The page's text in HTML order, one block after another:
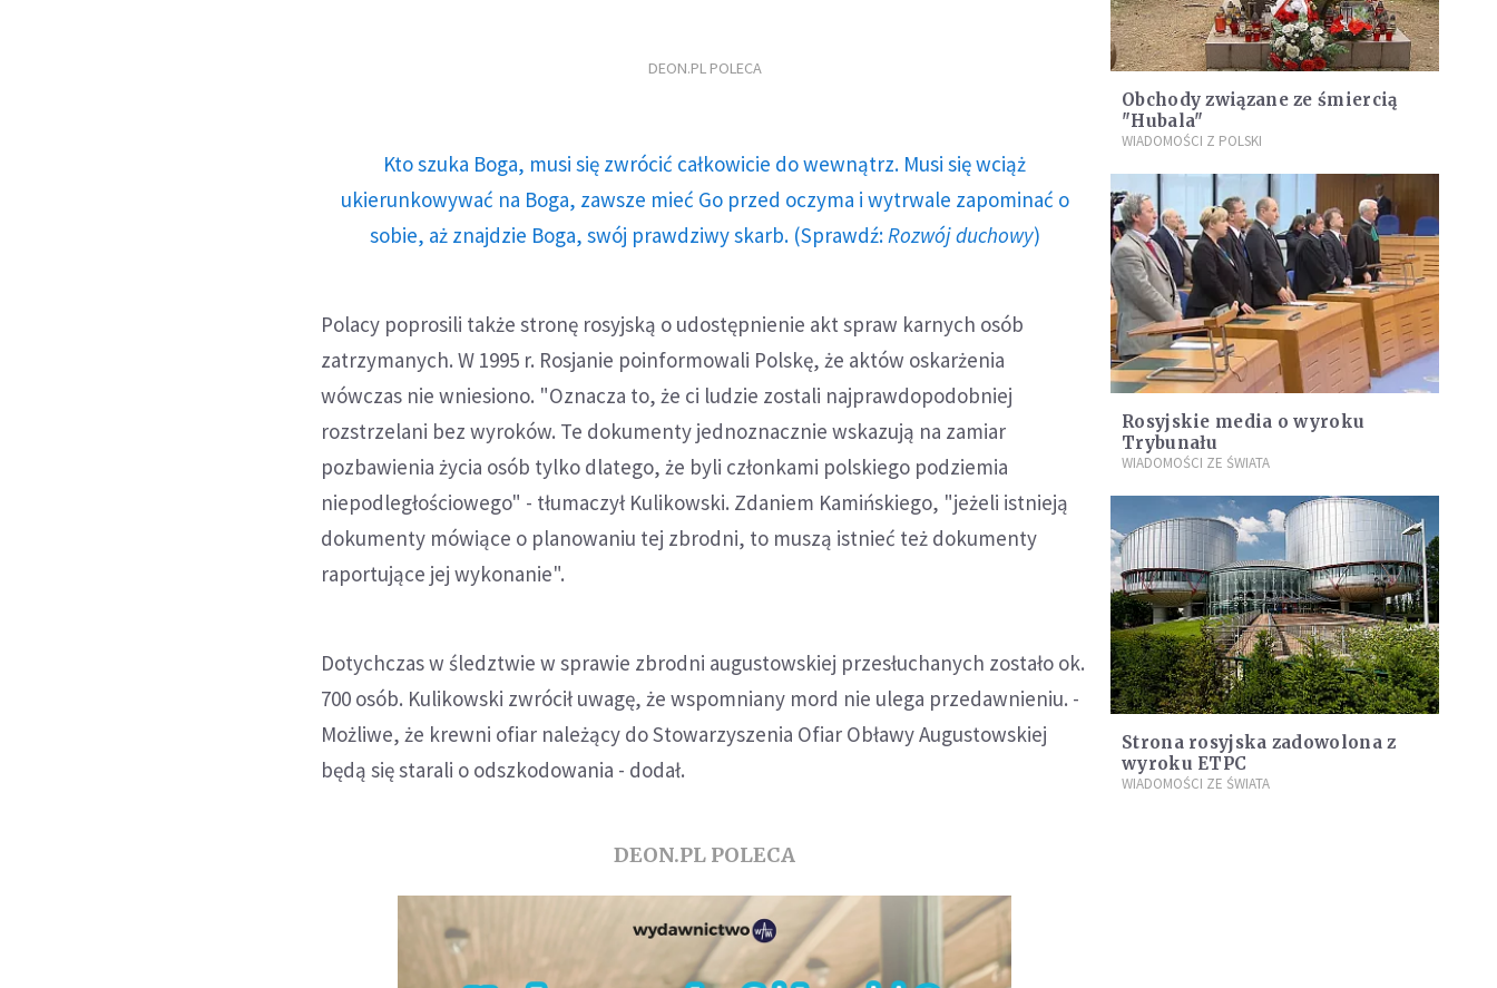
DEON.PL POLECA
Kto szuka Boga, musi się zwrócić całkowicie do wewnątrz. Musi się wciąż
ukierunkowywać na Boga, zawsze mieć Go przed oczyma i wytrwale zapominać o
sobie, aż znajdzie Boga, swój prawdziwy skarb. (Sprawdź: Rozwój duchowy)
Polacy poprosili także stronę rosyjską o udostępnienie akt spraw karnych osób
zatrzymanych. W 1995 r. Rosjanie poinformowali Polskę, że aktów oskarżenia
wówczas nie wniesiono. "Oznacza to, że ci ludzie zostali najprawdopodobniej
rozstrzelani bez wyroków. Te dokumenty jednoznacznie wskazują na zamiar
pozbawienia życia osób tylko dlatego, że byli członkami polskiego podziemia
niepodległościowego" - tłumaczył Kulikowski. Zdaniem Kamińskiego, "jeżeli istnieją
dokumenty mówiące o planowaniu tej zbrodni, to muszą istnieć też dokumenty
raportujące jej wykonanie".
Dotychczas w śledztwie w sprawie zbrodni augustowskiej przesłuchanych zostało ok.
700 osób. Kulikowski zwrócił uwagę, że wspomniany mord nie ulega przedawnieniu. -
Możliwe, że krewni ofiar należący do Stowarzyszenia Ofiar Obławy Augustowskiej
będą się starali o odszkodowania - dodał.
DEON.PL POLECA
Obchody związane ze śmiercią
"Hubala"
WIADOMOŚCI Z POLSKI
Rosyjskie media o wyroku
Trybunału
WIADOMOŚCI ZE ŚWIATA
Strona rosyjska zadowolona z
wyroku ETPC
WIADOMOŚCI ZE ŚWIATA